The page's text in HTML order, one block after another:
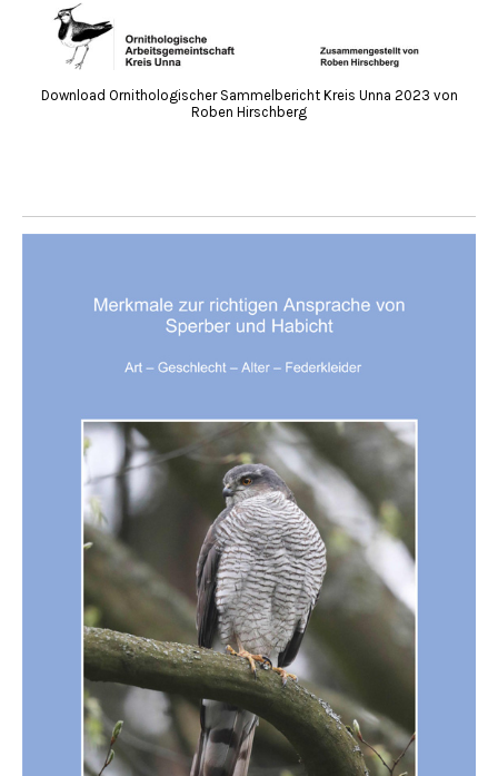
Download Ornithologischer Sammelbericht Kreis Unna 2023 von
Roben Hirschberg